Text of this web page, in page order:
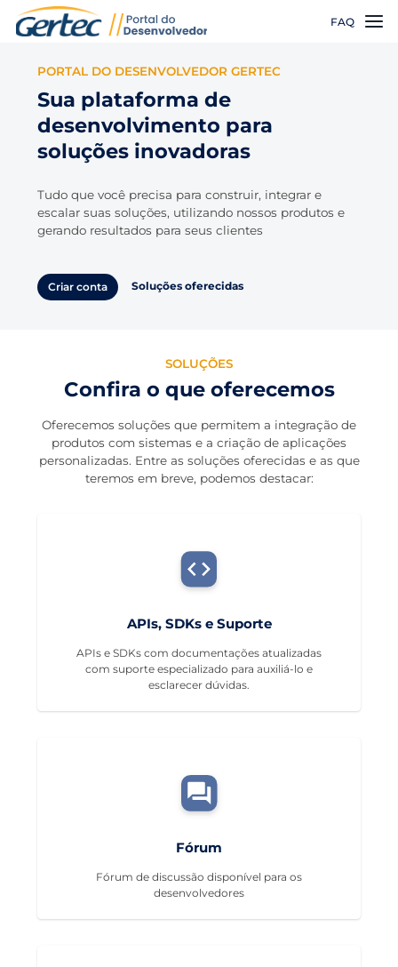
FAQ
PORTAL DO DESENVOLVEDOR GERTEC
Sua plataforma de
desenvolvimento para
soluções inovadoras
Tudo que você precisa para construir, integrar e
escalar suas soluções, utilizando nossos produtos e
gerando resultados para seus clientes
Criar conta Soluções oferecidas
SOLUÇÕES
Confira o que oferecemos
Oferecemos soluções que permitem a integração de
produtos com sistemas e a criação de aplicações
personalizadas. Entre as soluções oferecidas e as que
teremos em breve, podemos destacar:
APIs, SDKs e Suporte
APIs e SDKs com documentações atualizadas
com suporte especializado para auxiliá-lo e
esclarecer dúvidas.
Fórum
Fórum de discussão disponível para os
desenvolvedores